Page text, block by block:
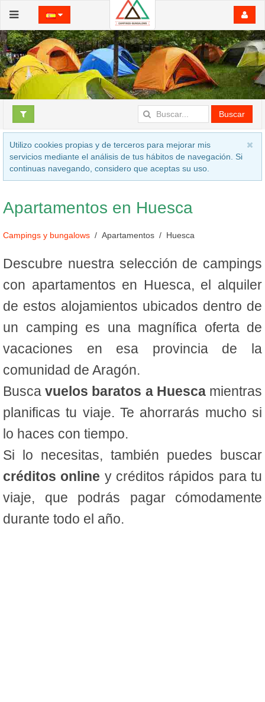
Buscar
Utilizo cookies propias y de terceros para mejorar mis
servicios mediante el análisis de tus hábitos de navegación. Si
continuas navegando, considero que aceptas su uso.
Apartamentos en Huesca
Campings y bungalows Apartamentos Huesca
Descubre nuestra selección de campings
con apartamentos en Huesca, el alquiler
de estos alojamientos ubicados dentro de
un camping es una magnífica oferta de
vacaciones en esa provincia de la
comunidad de Aragón.
Buscavuelos baratos a Huescamientras
planificas tu viaje. Te ahorrarás mucho si
lo haces con tiempo.
Si lo necesitas, también puedes buscar
créditos online y créditos rápidos para tu
viaje, que podrás pagar cómodamente
durante todo el año.